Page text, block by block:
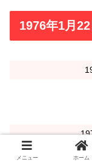
1976年1月
メニュー ホーム